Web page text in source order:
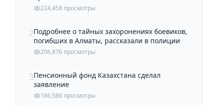
224,458 просмотры
2Подробнее о тайных захоронениях боевиков,
погибших в Алматы, рассказали в полиции
206,876 просмотры
3Пенсионный фонд Казахстана сделал
заявление
186,586 просмотры